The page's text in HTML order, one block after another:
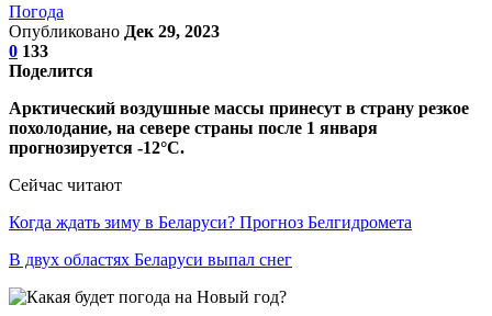
Погода
Опубликовано Дек 29, 2023
0 133
Поделится
Арктический воздушные массы принесут в страну резкое
похолодание, на севере страны после 1 января
прогнозируется -12°С.
Сейчас читают
Когда ждать зиму в Беларуси? Прогноз Белгидромета
В двух областях Беларуси выпал снег